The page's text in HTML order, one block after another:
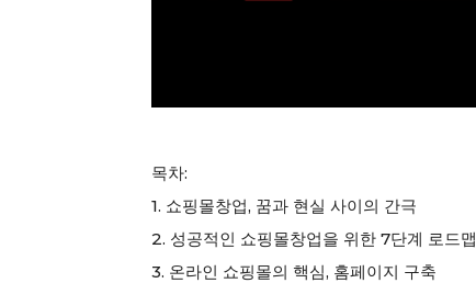
목차:
1. 쇼핑몰창업, 꿈과 현실 사이의 간극
2. 성공적인 쇼핑몰창업을 위한 7단계 로드맵
3. 온라인 쇼핑몰의 핵심, 홈페이지 구축